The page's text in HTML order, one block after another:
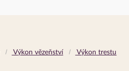
Výkon vězeňství Výkon trestu